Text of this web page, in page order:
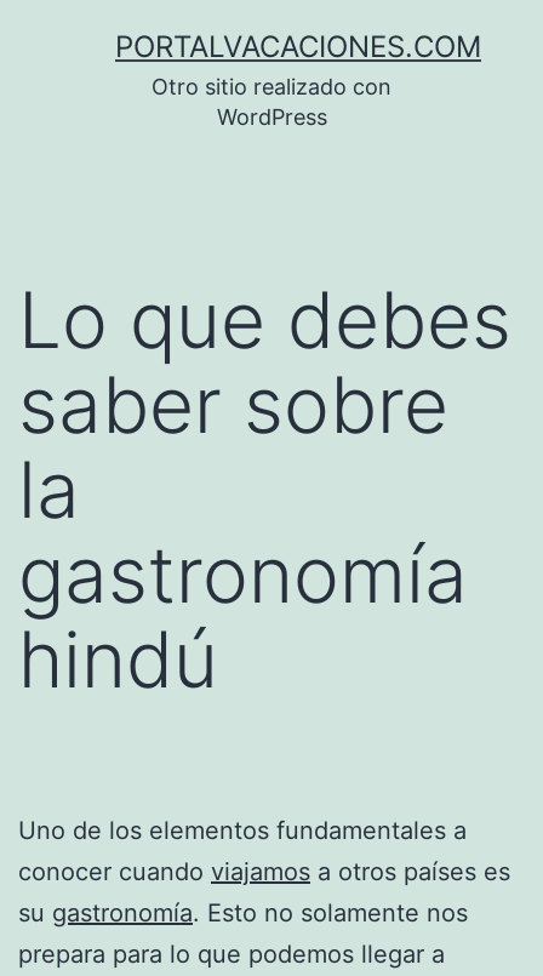
PORTALVACACIONES.COM
Otro sitio realizado con
WordPress
Lo que debes
saber sobre
la
gastronomía
hindú
Uno de los elementos fundamentales a
conocer cuando viajamos a otros países es
su gastronomía. Esto no solamente nos
prepara para lo que podemos llegar a